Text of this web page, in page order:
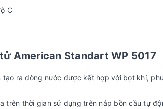
C
American Standart WP 5017
ra dòng nước được kết hợp với bọt khí,
trên thời gian sử dụng trên nắp bồn cầu tự